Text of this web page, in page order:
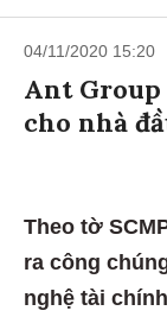
04/11/2020 15:20
Ant Group
cho nhà
Theo tờ
ra công
nghệ tài